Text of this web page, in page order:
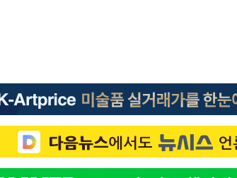
해안 일부 지역엔 호의주의보
누적 환자 3000명 돌파
…도로 잠기고 담벼락 붕괴
리 발견…감정가 1.3억원
대, 닷새 만에 숨진 채 발견